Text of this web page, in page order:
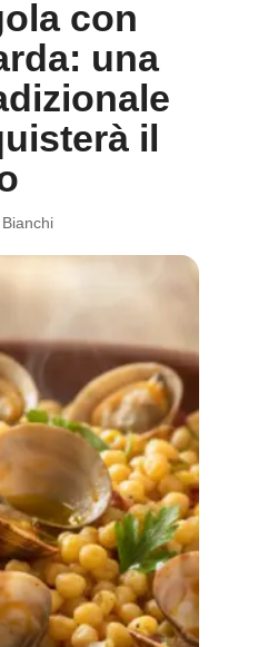
con
una
il